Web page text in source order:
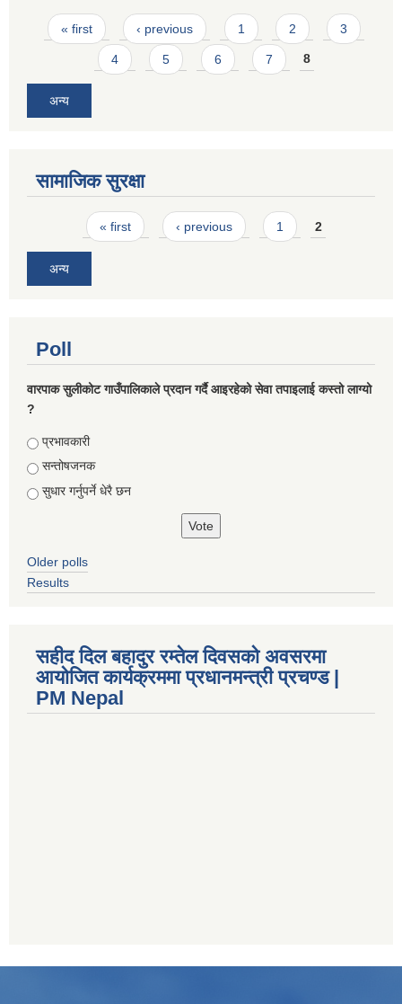
Pages
« first ‹ previous 1 2 3
4 5 6 7 8
अन्य
सामाजिक सुरक्षा
Pages« first ‹ previous 1 2
अन्य
Poll
वारपाक सुलीकोट गाउँपालिकाले प्रदान गर्दै आइरहेको सेवा तपाइलाई कस्तो लाग्यो
?
Choices
प्रभावकारी
सन्तोषजनक
सुधार गर्नुपर्ने धेरै छन
Older polls
Results
सहीद दिल बहादुर रम्तेल दिवसको अवसरमा
आयोजित कार्यक्रममा प्रधानमन्त्री प्रचण्ड |
PM Nepal